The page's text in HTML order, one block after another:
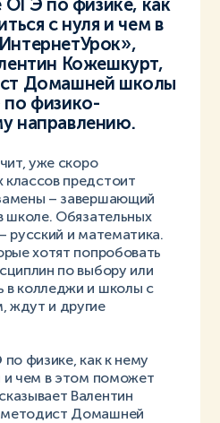
по физике, как
с нуля и чем в
Кожешкурт,
Домашней школы
по физико-
направлению.
уже скоро
классов предстоит
– завершающий
школе. Обязательных
русский и математика.
хотят попробовать
по выбору или
в колледжи и школы с
ждут и другие
физике, как к нему
и чем в этом поможет
Валентин
Домашней